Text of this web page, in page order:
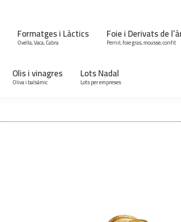
Formatges i Làctics
Ovella, Vaca, Cabra
Foie i Derivats de
Pernil, foie gras, mousse, confit
Olis i vinagres
Oliva i balsàmic
Lots Nadal
Lots per empreses